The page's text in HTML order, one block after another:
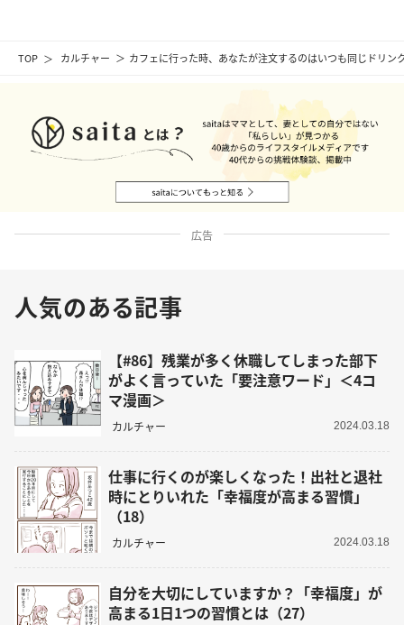
TOP カルチャー カフェに行った時、あなたが注文するのはいつも同じドリ
広告
人気のある記事
【#86】残業が多く休職してしまった部下
がよく言っていた「要注意ワード」＜4コ
マ漫画＞
カルチャー 2024.03.18
仕事に行くのが楽しくなった！出社と退社
時にとりいれた「幸福度が高まる習慣」
（18）
カルチャー 2024.03.18
自分を大切にしていますか？「幸福度」が
高まる1日1つの習慣とは（27）